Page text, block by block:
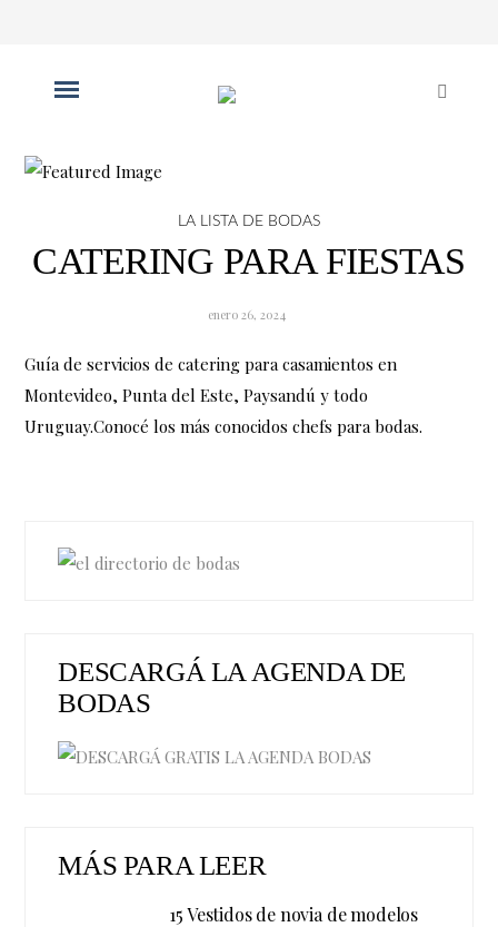
LA LISTA DE BODAS
CATERING PARA FIESTAS
enero 26, 2024
Guía de servicios de catering para casamientos en
Montevideo, Punta del Este, Paysandú y todo
Uruguay.Conocé los más conocidos chefs para bodas.
DESCARGÁ LA AGENDA DE
BODAS
MÁS PARA LEER
15 Vestidos de novia de modelos